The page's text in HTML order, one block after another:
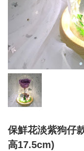
保鮮花淡紫狗仔
高17.5cm)